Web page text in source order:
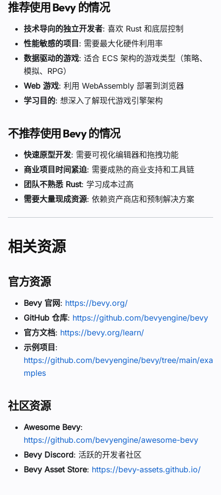
推荐使用 Bevy 的情况
技术导向的独立开发者: 喜欢 Rust 和底层控制
性能敏感的项目 : 需要最大化硬件利用率
数据驱动的游戏: 适合 ECS 架构的游戏类型（策略、
模拟、RPG）
Web 游戏: 利用 WebAssembly 部署到浏览器
学习目的: 想深入了解现代游戏引擎架构
不推荐使用 Bevy 的情况
快速原型开发: 需要可视化编辑器和拖拽功能
商业项目时间紧迫: 需要成熟的商业支持和工具链
团队不熟悉 Rust: 学习成本过高
需要大量现成资源: 依赖资产商店和预制解决方案
相关资源
官方资源
Bevy 官网: https://bevy.org/
GitHub 仓库: https://github.com/bevyengine/bevy
官方文档: https://bevy.org/learn/
示例项目 :
https://github.com/bevyengine/bevy/tree/main/exa
mples
社区资源
Awesome Bevy:
https://github.com/bevyengine/awesome-bevy
Bevy Discord: 活跃的开发者社区
Bevy Asset Store: https://bevy-assets.github.io/